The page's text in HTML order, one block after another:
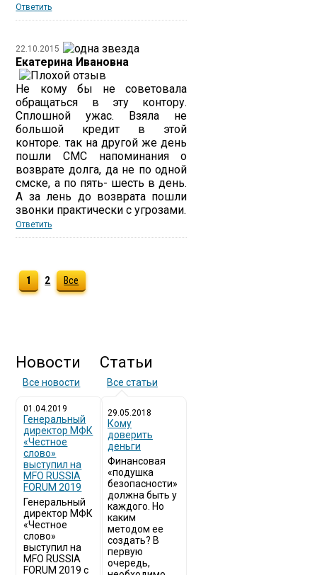
Ответить
22.10.2015
Екатерина Ивановна
Не кому бы не советовала
обращаться в эту контору.
Сплошной ужас. Взяла не
большой кредит в этой
конторе. так на другой же день
пошли СМС напоминания о
возврате долга, да не по одной
смске, а по пять- шесть в день.
А за лень до возврата пошли
звонки практически с угрозами.
Ответить
1 2 Все
Новости
Все новости
01.04.2019
Генеральный
директор МФК
«Честное
слово»
выступил на
MFO RUSSIA
FORUM 2019
Генеральный
директор МФК
«Честное
слово»
выступил на
MFO RUSSIA
FORUM 2019 с
Статьи
Все статьи
29.05.2018
Кому
доверить
деньги
Финансовая
«подушка
безопасности»
должна быть у
каждого. Но
каким
методом ее
создать? В
первую
очередь,